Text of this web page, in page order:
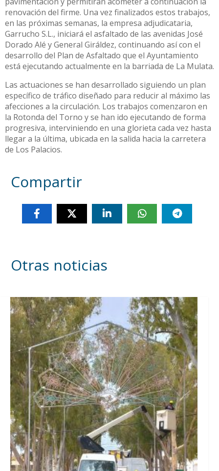
renovación del firme. Una vez finalizados estos trabajos,
en las próximas semanas, la empresa adjudicataria,
Garrucho S.L., iniciará el asfaltado de las avenidas José
Dorado Alé y General Giráldez, continuando así con el
desarrollo del Plan de Asfaltado que el Ayuntamiento
está ejecutando actualmente en la barriada de La Mulata.
Las actuaciones se han desarrollado siguiendo un plan
específico de tráfico diseñado para reducir al máximo las
afecciones a la circulación. Los trabajos comenzaron en
la Rotonda del Torno y se han ido ejecutando de forma
progresiva, interviniendo en una glorieta cada vez hasta
llegar a la última, ubicada en la salida hacia la carretera
de Los Palacios.
Compartir
Otras noticias